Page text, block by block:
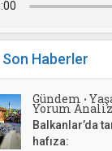
Son Haberler
Gündem •
Yorum Analiz
Balkanlar’da
hafıza: